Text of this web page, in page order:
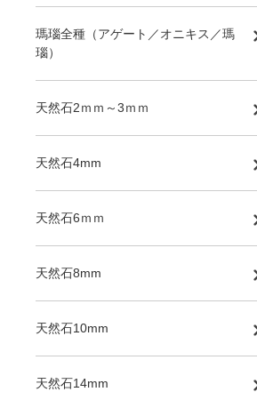
瑪瑙全種（アゲート／オニキス／瑪
瑙）
天然石2ｍｍ～3ｍｍ
天然石4mm
天然石6ｍｍ
天然石8mm
天然石10mm
天然石14mm